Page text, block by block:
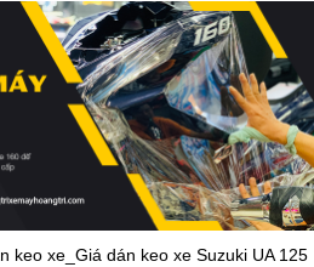
keo xe_Giá dán keo xe Suzuki UA 125